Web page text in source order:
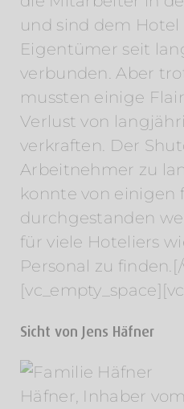
und sind dem Hotel
Eigentümer seit
verbunden. Aber
mussten einige
Verlust von
verkraften. Der
Arbeitnehmer zu
konnte von einigen
durchgestanden
für viele Hoteliers
Personal zu
Sicht von Jens Häfner
Häfner, Inhaber vom